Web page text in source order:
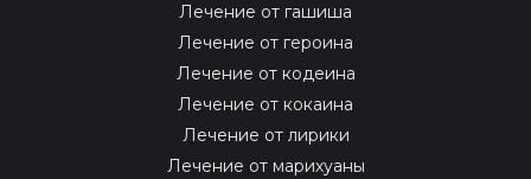
Лечение от гашиша
Лечение от героина
Лечение от кодеина
Лечение от кокаина
Лечение от лирики
Лечение от марихуаны